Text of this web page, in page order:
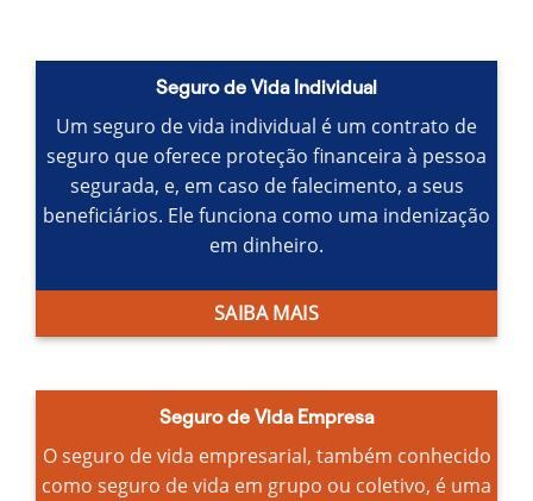
Seguro de Vida Individual
Um seguro de vida individual é um contrato de
seguro que oferece proteção financeira à pessoa
segurada, e, em caso de falecimento, a seus
beneficiários. Ele funciona como uma indenização
em dinheiro.
SAIBA MAIS
Seguro de Vida Empresa
O seguro de vida empresarial, também conhecido
como seguro de vida em grupo ou coletivo, é uma